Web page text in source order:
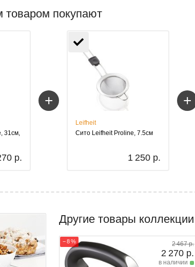
товаром покупают
31см,
р.
+
Leifheit
Сито Leifheit Proline, 7.5см
1 250 р.
+
Другие товары коллекции
− 8 % 2 467 р.
2 270 р.
в наличии